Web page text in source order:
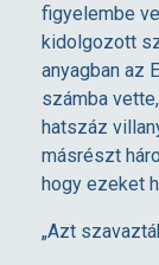
Á
R
A
H
figyelembe
kidolgozott
anyagban az
számba
hatszáz
másrészt
hogy ezeket
„Azt